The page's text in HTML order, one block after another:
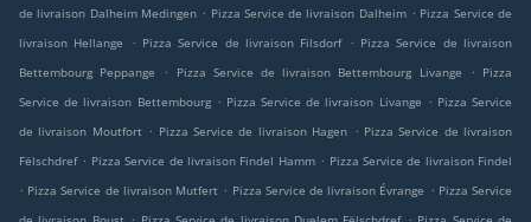
de livraison Dalheim Medingen . Pizza Service de livraison Dalheim . Pizza Service de
livraison Hellange
. Pizza Service de livraison Filsdorf . Pizza Service de livraison
Bettembourg Peppange
. Pizza Service de livraison Bettembourg Livange . Pizza
Service de livraison Bettembourg . Pizza Service de livraison Livange . Pizza Service
de livraison Moutfort . Pizza Service de livraison Hagen . Pizza Service de livraison
Fëlschdref . Pizza Service de livraison Findel Hamm . Pizza Service de livraison Findel
. Pizza Service de livraison Mutfert . Pizza Service de livraison Évrange . Pizza Service
. .